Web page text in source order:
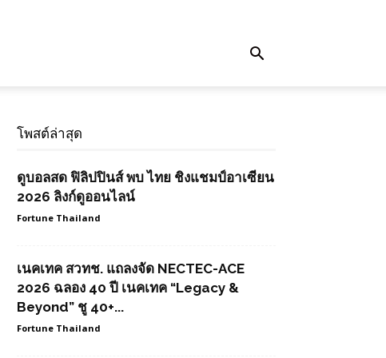
โพสต์ล่าสุด
ดูบอลสด ฟิลิปปินส์ พบ ไทย ชิงแชมป์อาเซียน
2026 ลิงก์ดูออนไลน์
Fortune Thailand
เนคเทค สวทช. แถลงจัด NECTEC-ACE
2026 ฉลอง 40 ปี เนคเทค “Legacy &
Beyond” ชู 40+...
Fortune Thailand